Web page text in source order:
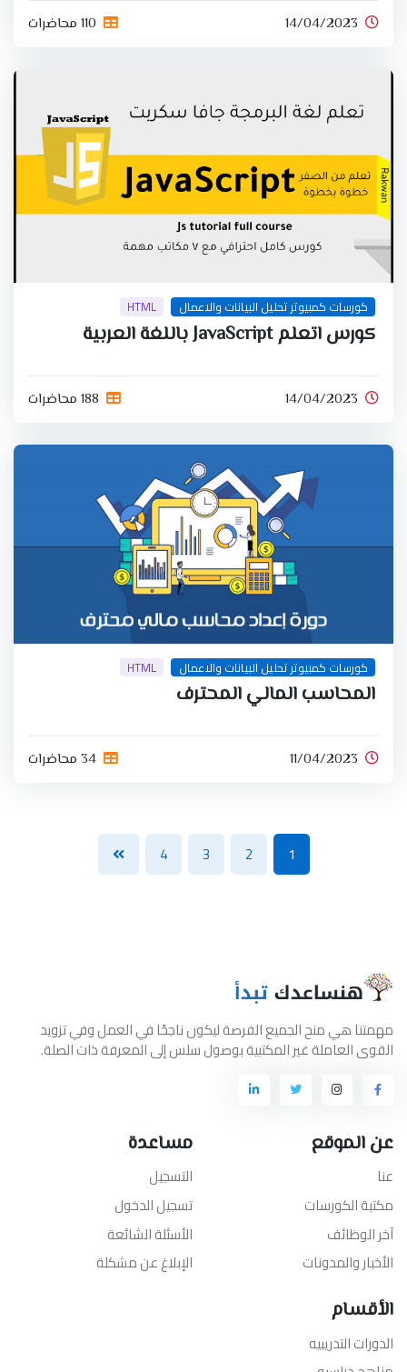
14/04/2023 110 محاضرات
كورسات كمبيوتر تحليل البيانات والاعمال HTML
كورس اتعلم JavaScript باللغة العربية
14/04/2023 188 محاضرات
كورسات كمبيوتر تحليل البيانات والاعمال HTML
المحاسب المالي المحترف
11/04/2023 34 محاضرات
1
2
3
4
مهمتنا هي منح الجميع الفرصة ليكون ناجحًا في العمل وفي تزويد
القوى العاملة غير المكتبية بوصول سلس إلى المعرفة ذات الصلة.
عن الموقع
عنا
مكتبة الكورسات
آخر الوظائف
الأخبار والمدونات
مساعدة
التسجيل
تسجيل الدخول
الأسئلة الشائعة
الإبلاغ عن مشكلة
الأقسام
الدورات التدريبيه